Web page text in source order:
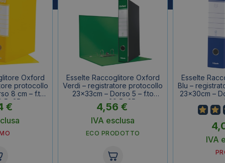
Oxford
protocollo
8 cm – f.to
€
Esselte Raccoglitore Oxford
Verdi – registratore protocollo
23x33cm – Dorso 5 – f.to
esterno 29,5x35cm
4,56 €
IVA esclusa
ECO PRODOTTO
Esselte
Blu –
23x30cm –
IVA